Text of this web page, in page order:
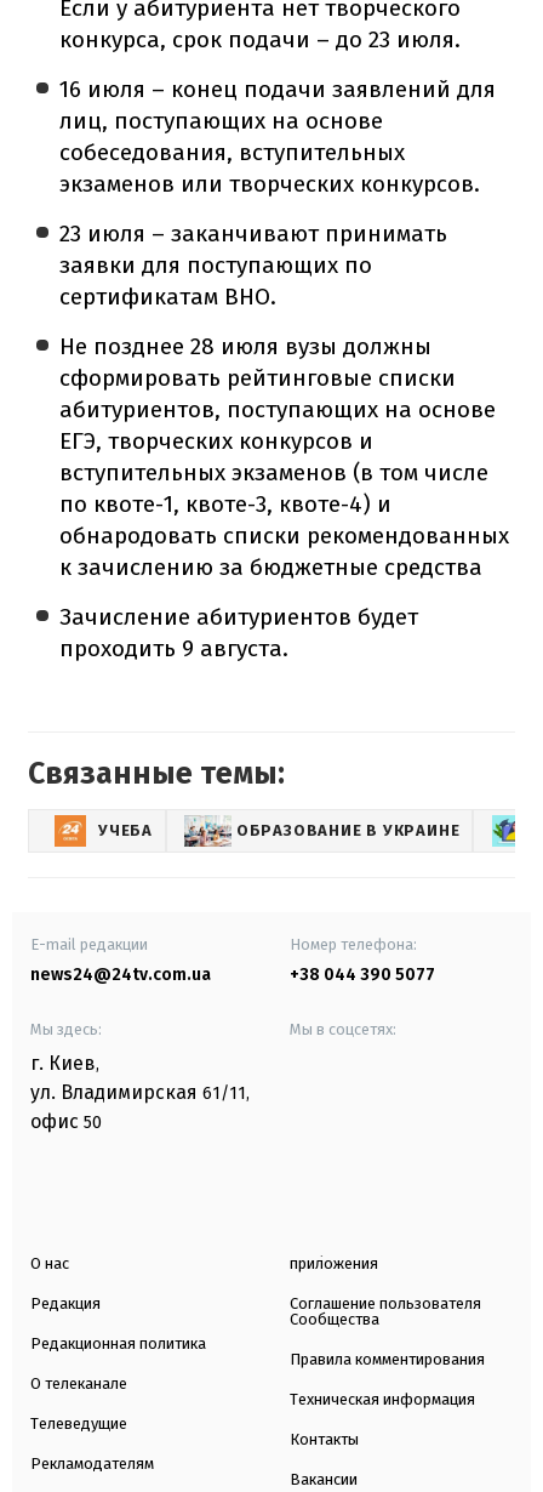
Если у абитуриента нет творческого
конкурса, срок подачи – до 23 июля.
16 июля – конец подачи заявлений для
лиц, поступающих на основе
собеседования, вступительных
экзаменов или творческих конкурсов.
23 июля – заканчивают принимать
заявки для поступающих по
сертификатам ВНО.
Не позднее 28 июля вузы должны
сформировать рейтинговые списки
абитуриентов, поступающих на основе
ЕГЭ, творческих конкурсов и
вступительных экзаменов (в том числе
по квоте-1, квоте-3, квоте-4) и
обнародовать списки рекомендованных
к зачислению за бюджетные средства
Зачисление абитуриентов будет
проходить 9 августа.
Связанные темы:
УЧЕБА ОБРАЗОВАНИЕ В УКРАИНЕ
E-mail редакции
news24@24tv.com.ua
Номер телефона:
+38 044 390 5077
Мы здесь:
г. Киев,
ул. Владимирская 61/11,
офис 50
Мы в соцсетях:
О нас
Редакция
Редакционная политика
О телеканале
Телеведущие
Рекламодателям
приложения
Соглашение пользователя
Сообщества
Правила комментирования
Техническая информация
Контакты
Вакансии